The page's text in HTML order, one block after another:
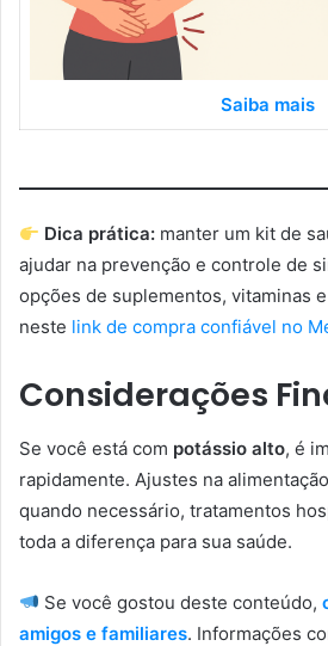
Saiba mais
Dica prática: manter um kit de
ajudar na prevenção e controle de
opções de suplementos, vitaminas
neste link de compra confiável no
Considerações
Se você está com potássio alto, é
rapidamente. Ajustes na
quando necessário, tratamentos
toda a diferença para sua saúde.
Se você gostou deste conteúdo,
amigos e familiares. Informações